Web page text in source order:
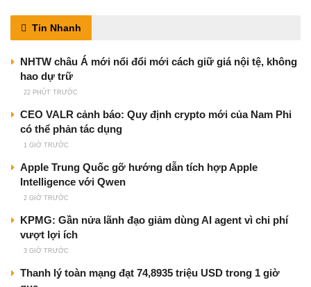
Tin Nhanh
NHTW châu Á mới nổi đổi mới cách giữ giá nội tệ, không
hao dự trữ
22 PHÚT TRƯỚC
CEO VALR cảnh báo: Quy định crypto mới của Nam Phi
có thể phản tác dụng
1 GIỜ TRƯỚC
Apple Trung Quốc gỡ hướng dẫn tích hợp Apple
Intelligence với Qwen
2 GIỜ TRƯỚC
KPMG: Gần nửa lãnh đạo giảm dùng AI agent vì chi phí
vượt lợi ích
3 GIỜ TRƯỚC
Thanh lý toàn mạng đạt 74,8935 triệu USD trong 1 giờ